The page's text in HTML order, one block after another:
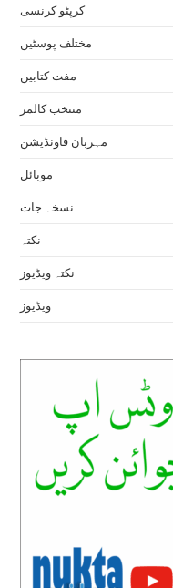
کرپٹو کرنسی
مختلف پوسٹیں
مفت کتابیں
منتخب کالمز
مہربان فاونڈیشن
موبائل
نسخہ جات
نکتہ
نکتہ ویڈیوز
ویڈیوز